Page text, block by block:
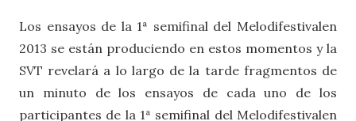
Los ensayos de la 1ª semifinal del Melodifestivalen
2013 se están produciendo en estos momentos y la
SVT revelará a lo largo de la tarde fragmentos de
un minuto de los ensayos de cada uno de los
participantes de la 1ª semifinal del Melodifestivalen